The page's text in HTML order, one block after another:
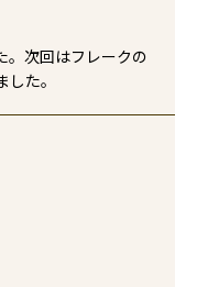
。次回はフレークの
た。